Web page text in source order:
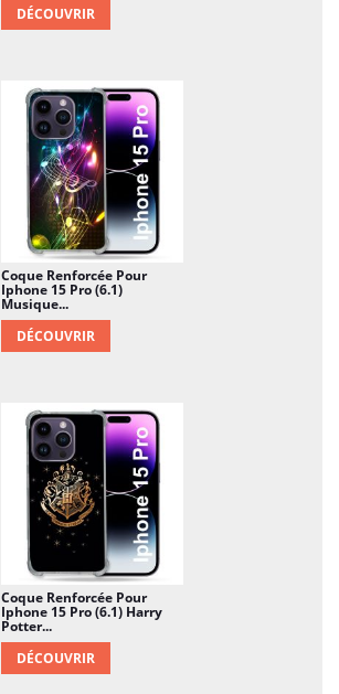
DÉCOUVRIR
Coque Renforcée Pour
Iphone 15 Pro (6.1)
Musique...
DÉCOUVRIR
Coque Renforcée Pour
Iphone 15 Pro (6.1) Harry
Potter...
DÉCOUVRIR